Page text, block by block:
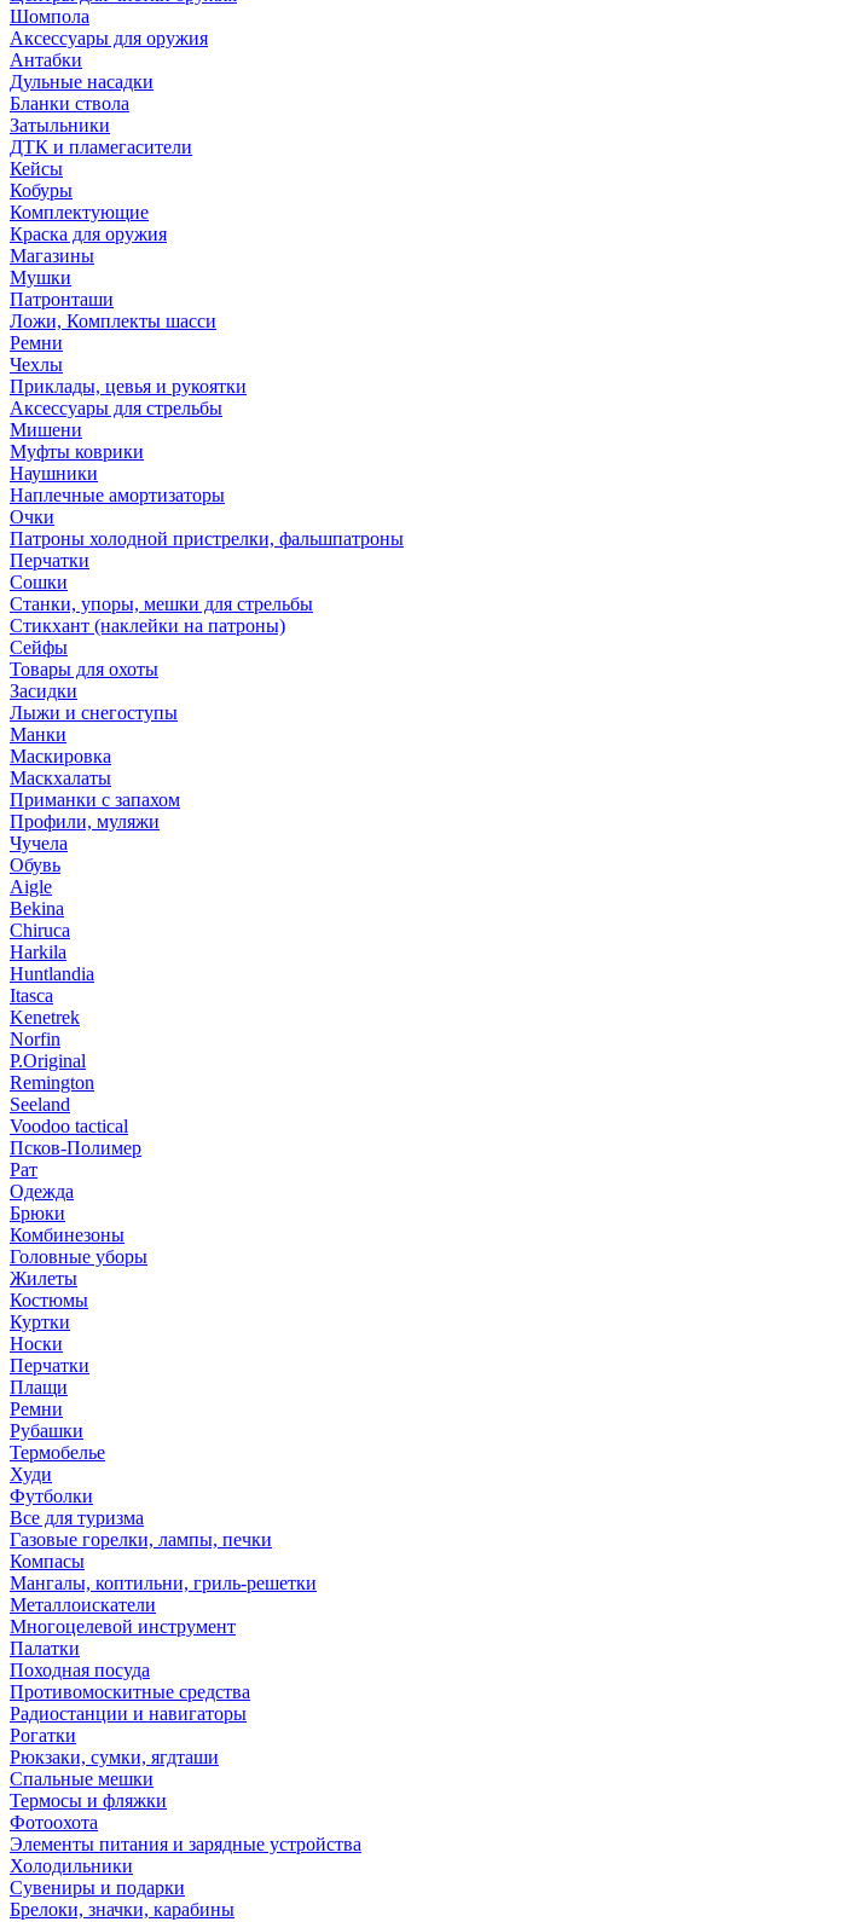
Шомпола
Аксессуары для оружия
Антабки
Дульные насадки
Бланки ствола
Затыльники
ДТК и пламегасители
Кейсы
Кобуры
Комплектующие
Краска для оружия
Магазины
Мушки
Патронташи
Ложи, Комплекты шасси
Ремни
Чехлы
Приклады, цевья и рукоятки
Аксессуары для стрельбы
Мишени
Муфты коврики
Наушники
Наплечные амортизаторы
Очки
Патроны холодной пристрелки, фальшпатроны
Перчатки
Сошки
Станки, упоры, мешки для стрельбы
Стикхант (наклейки на патроны)
Сейфы
Товары для охоты
Засидки
Лыжи и снегоступы
Манки
Маскировка
Маскхалаты
Приманки с запахом
Профили, муляжи
Чучела
Обувь
Aigle
Bekina
Chiruсa
Harkila
Huntlandia
Itasca
Kenetrek
Norfin
P.Original
Remington
Seeland
Voodoo tactical
Псков-Полимер
Рат
Одежда
Брюки
Комбинезоны
Головные уборы
Жилеты
Костюмы
Куртки
Носки
Перчатки
Плащи
Ремни
Рубашки
Термобелье
Худи
Футболки
Все для туризма
Газовые горелки, лампы, печки
Компасы
Мангалы, коптильни, гриль-решетки
Металлоискатели
Многоцелевой инструмент
Палатки
Походная посуда
Противомоскитные средства
Радиостанции и навигаторы
Рогатки
Рюкзаки, сумки, ягдташи
Спальные мешки
Термосы и фляжки
Фотоохота
Элементы питания и зарядные устройства
Холодильники
Сувениры и подарки
Брелоки, значки, карабины